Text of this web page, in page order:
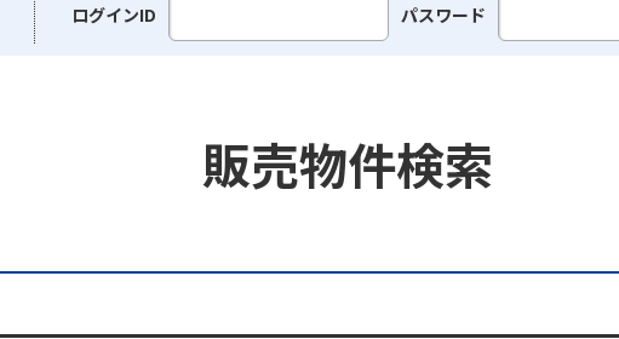
ログインID パスワード
販売物件検索